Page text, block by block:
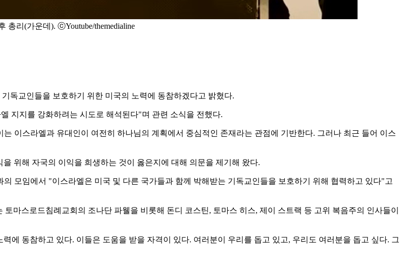
리(가운데). ⓒYoutube/themedialine
독교인들을 보호하기 위한 미국의 노력에 동참하겠다고 밝혔다.
지지를 강화하려는 시도로 해석된다"며 관련 소식을 전했다.
이스라엘과 유대인이 여전히 하나님의 계획에서 중심적인 존재라는 관점에 기반한다. 그러나 최근 들어 이스
위해 자국의 이익을 희생하는 것이 옳은지에 대해 의문을 제기해 왔다.
모임에서 "이스라엘은 미국 및 다른 국가들과 함께 박해받는 기독교인들을 보호하기 위해 협력하고 있다"고
마스로드침례교회의 조나단 파웰을 비롯해 돈디 코스틴, 토마스 히스, 제이 스트랙 등 고위 복음주의 인사들이
에 동참하고 있다. 이들은 도움을 받을 자격이 있다. 여러분이 우리를 돕고 있고, 우리도 여러분을 돕고 싶다. 그